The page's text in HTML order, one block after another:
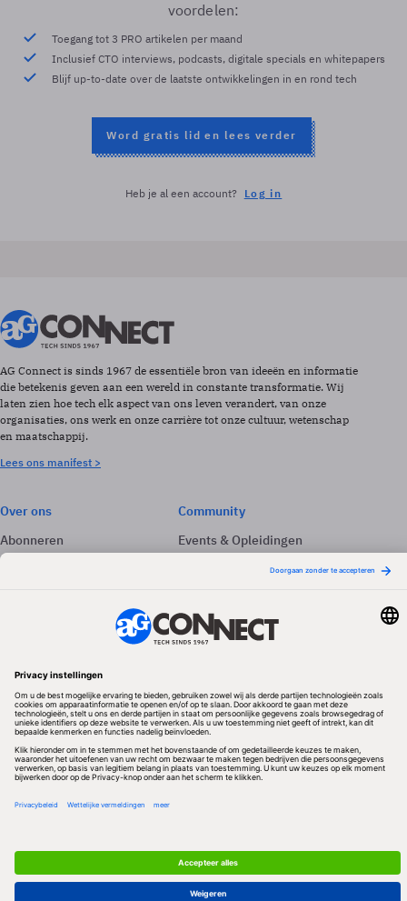
voordelen:
Toegang tot 3 PRO artikelen per maand
Inclusief CTO interviews, podcasts, digitale specials en whitepapers
Blijf up-to-date over de laatste ontwikkelingen in en rond tech
Word gratis lid en lees verder
Heb je al een account? Log in
AG Connect is sinds 1967 de essentiële bron van ideeën en informatie
die betekenis geven aan een wereld in constante transformatie. Wij
laten zien hoe tech elk aspect van ons leven verandert, van onze
organisaties, ons werk en onze carrière tot onze cultuur, wetenschap
en maatschappij.
Lees ons manifest >
Over ons
Abonneren
Adverteren
Community
Events & Opleidingen
Volg ons
Redactionele partner
Algemene Voorwaarden & Copyrights